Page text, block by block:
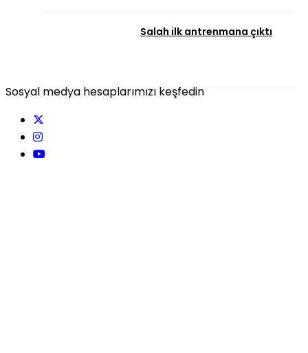
Salah ilk antrenmana çıktı
Sosyal medya hesaplarımızı keşfedin